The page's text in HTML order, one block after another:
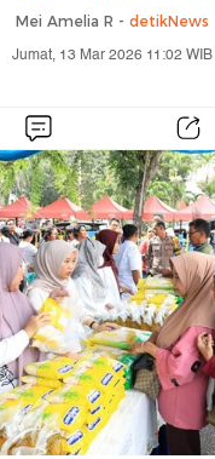
Mei Amelia R - detikNews
Jumat, 13 Mar 2026 11:02 WIB